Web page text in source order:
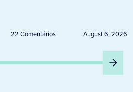
22 Comentários
DESTA
August 6, 2026